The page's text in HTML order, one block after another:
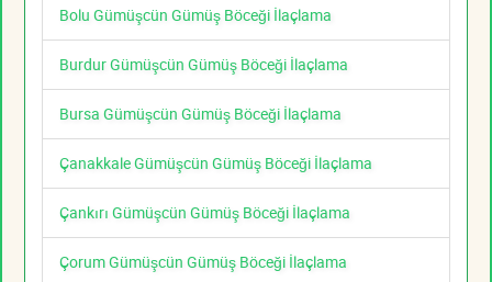
Bolu Gümüşcün Gümüş Böceği İlaçlama
Burdur Gümüşcün Gümüş Böceği İlaçlama
Bursa Gümüşcün Gümüş Böceği İlaçlama
Çanakkale Gümüşcün Gümüş Böceği İlaçlama
Çankırı Gümüşcün Gümüş Böceği İlaçlama
Çorum Gümüşcün Gümüş Böceği İlaçlama